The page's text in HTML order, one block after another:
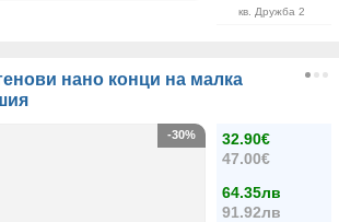
кв. Дружба 2
нано конци на малка
32.90€
47.00€
64.35лв
91.92лв
-30%